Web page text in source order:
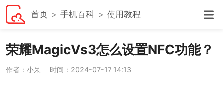
首页 手机百科 使用教程
荣耀MagicVs3怎么设置NFC功能？
作者：小呆 时间：2024-07-17 14:13